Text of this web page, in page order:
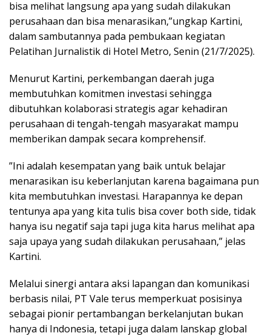
bisa melihat langsung apa yang sudah dilakukan
perusahaan dan bisa menarasikan,”ungkap Kartini,
dalam sambutannya pada pembukaan kegiatan
Pelatihan Jurnalistik di Hotel Metro, Senin (21/7/2025).
Menurut Kartini, perkembangan daerah juga
membutuhkan komitmen investasi sehingga
dibutuhkan kolaborasi strategis agar kehadiran
perusahaan di tengah-tengah masyarakat mampu
memberikan dampak secara komprehensif.
”Ini adalah kesempatan yang baik untuk belajar
menarasikan isu keberlanjutan karena bagaimana pun
kita membutuhkan investasi. Harapannya ke depan
tentunya apa yang kita tulis bisa cover both side, tidak
hanya isu negatif saja tapi juga kita harus melihat apa
saja upaya yang sudah dilakukan perusahaan,” jelas
Kartini.
Melalui sinergi antara aksi lapangan dan komunikasi
berbasis nilai, PT Vale terus memperkuat posisinya
sebagai pionir pertambangan berkelanjutan bukan
hanya di Indonesia, tetapi juga dalam lanskap global